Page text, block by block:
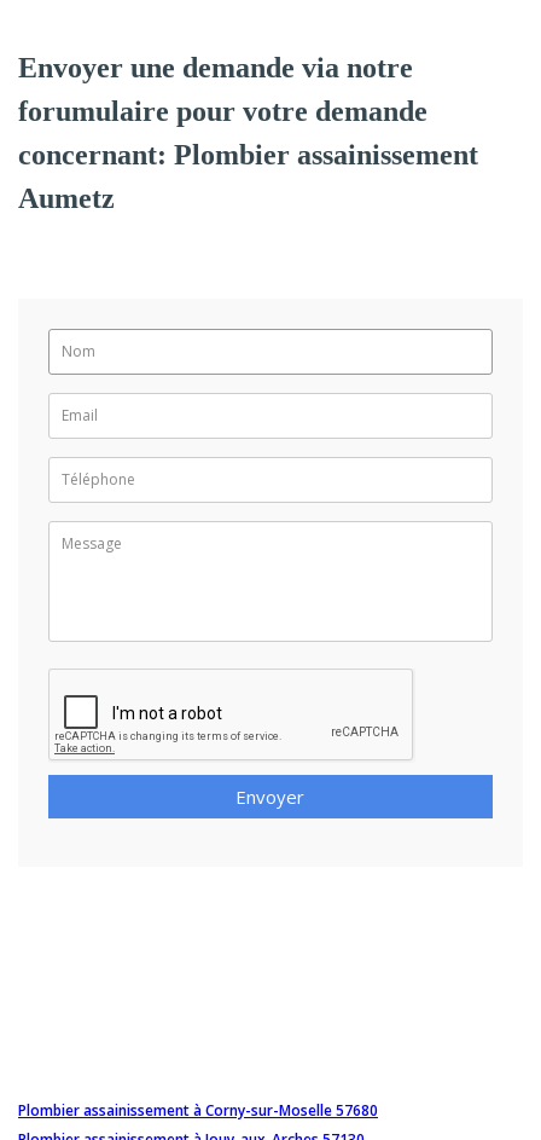
Envoyer une demande via notre
forumulaire pour votre demande
concernant: Plombier assainissement
Aumetz
Envoyer
Plombier assainissement à Corny-sur-Moselle 57680